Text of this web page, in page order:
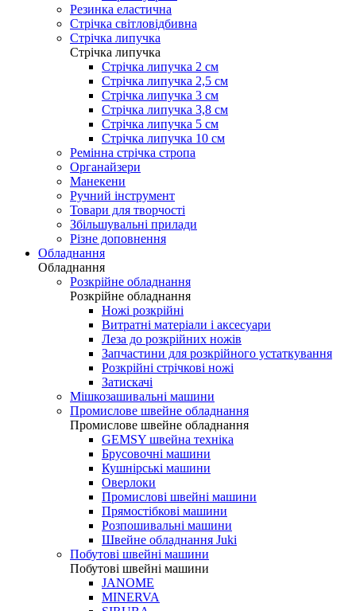
Резинка еластична
Стрічка світловідбивна
Стрічка липучка
Стрічка липучка
Стрічка липучка 2 см
Стрічка липучка 2,5 см
Стрічка липучка 3 см
Стрічка липучка 3,8 см
Стрічка липучка 5 см
Стрічка липучка 10 см
Ремінна стрічка стропа
Органайзери
Манекени
Ручний інструмент
Товари для творчості
Збільшувальні прилади
Різне доповнення
Обладнання
Обладнання
Розкрійне обладнання
Розкрійне обладнання
Ножі розкрійні
Витратні матеріали і аксесуари
Леза до розкрійних ножів
Запчастини для розкрійного устаткування
Розкрійні стрічкові ножі
Затискачі
Мішкозашивальні машини
Промислове швейне обладнання
Промислове швейне обладнання
GEMSY швейна техніка
Брусовочні машини
Кушнірські машини
Оверлоки
Промислові швейні машини
Прямостібкові машини
Розпошивальні машини
Швейне обладнання Juki
Побутові швейні машини
Побутові швейні машини
JANOME
MINERVA